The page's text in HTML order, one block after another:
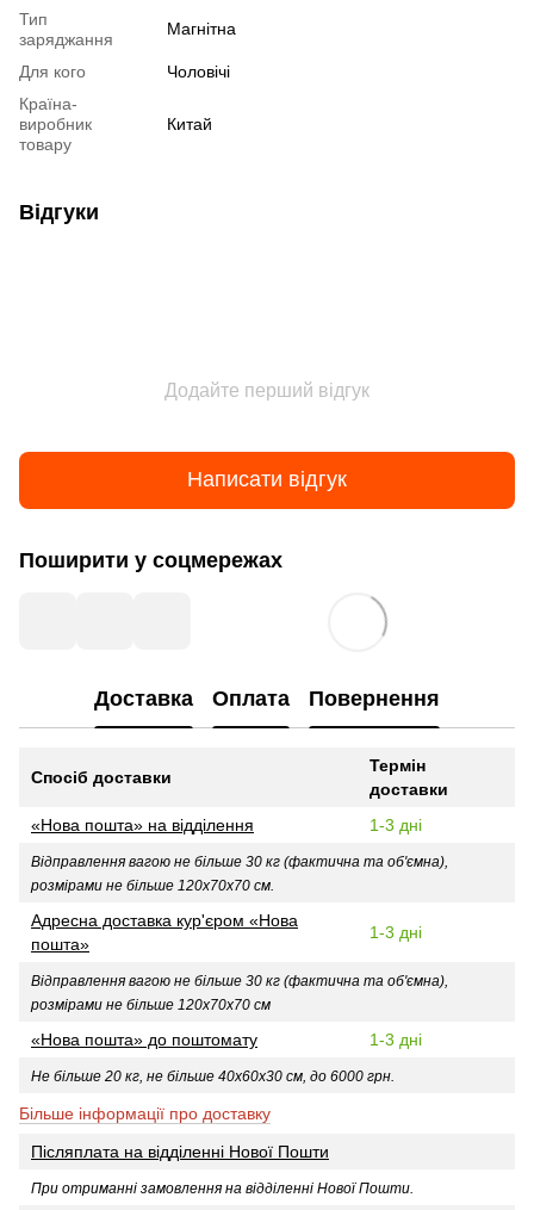
Тип
заряджання
Магнітна
Для кого
Чоловічі
Країна-
виробник
товару
Китай
Відгуки
Додайте перший відгук
Написати відгук
Поширити у соцмережах
Доставка Оплата Повернення
Спосіб доставки
Термін
доставки
«Нова пошта» на відділення
1-3 дні
Відправлення вагою не більше 30 кг (фактична та об'ємна),
розмірами не більше 120х70х70 см.
Адресна доставка кур'єром «Нова
пошта»
1-3 дні
Відправлення вагою не більше 30 кг (фактична та об'ємна),
розмірами не більше 120х70х70 см
«Нова пошта» до поштомату 1-3 дні
Не більше 20 кг, не більше 40х60х30 см, до 6000 грн.
Більше інформації про доставку
Післяплата на відділенні Нової Пошти
При отриманні замовлення на відділенні Нової Пошти.